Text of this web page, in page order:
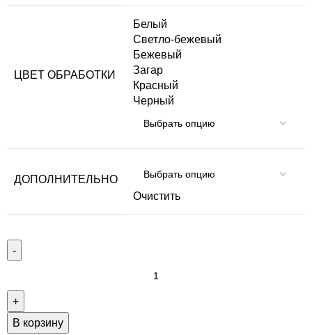
ЦВЕТ ОБРАБОТКИ
Белый
Светло-бежевый
Бежевый
Загар
Красный
Черный
ДОПОЛНИТЕЛЬНО
Очистить
В корзину